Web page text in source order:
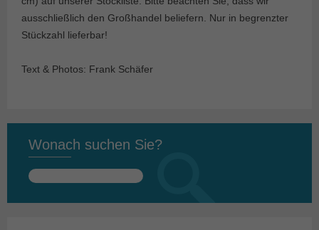
ausschließlich den Großhandel beliefern. Nur in begrenzter
Stückzahl lieferbar!
Text & Photos: Frank Schäfer
Wonach suchen Sie?
Suchen